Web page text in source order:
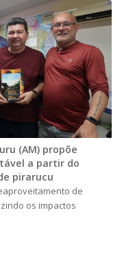
(AM) propõe
a partir do
pirarucu
de
os impactos